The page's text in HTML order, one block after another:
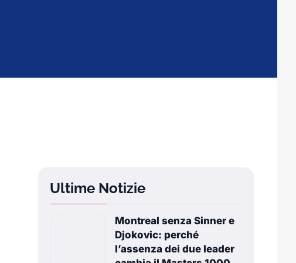
Ultime Notizie
Montreal senza Sinner e
Djokovic: perché
l’assenza dei due leader